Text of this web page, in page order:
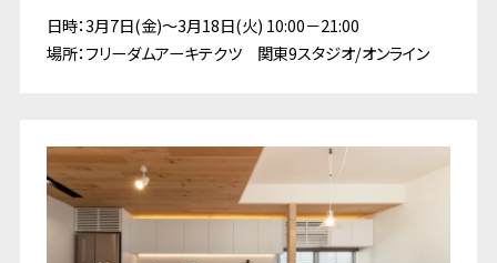
日時：3月7日(金)～3月18日(火) 10:00－21:00
場所：フリーダムアーキテクツ 関東9スタジオ/オンライン